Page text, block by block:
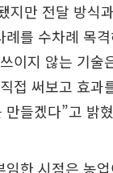
지만 전달 방식
례를 수차례 목
이지 않는 기술
접 써보고 효과
만들겠다”고 밝
임한 시점은 농